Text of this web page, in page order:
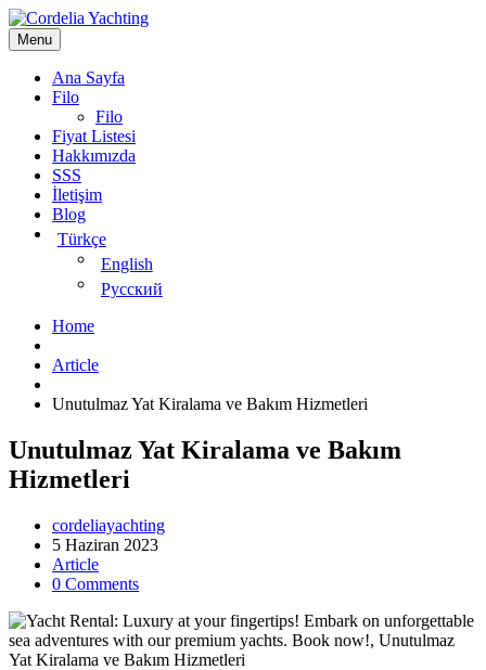
Menu
Ana Sayfa
Filo
Filo
Fiyat Listesi
Hakkımızda
SSS
İletişim
Blog
Türkçe
English
Русский
Home
Article
Unutulmaz Yat Kiralama ve Bakım Hizmetleri
Unutulmaz Yat Kiralama ve Bakım
Hizmetleri
cordeliayachting
5 Haziran 2023
Article
0 Comments